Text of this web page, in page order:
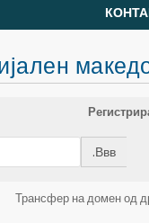
Ввв.
Трансфер на домен од